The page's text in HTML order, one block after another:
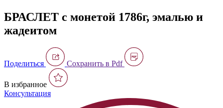
БРАСЛЕТ с монетой 1786г, эмалью и
жадеитом
Поделиться Сохранить в Pdf
В избранное
Консультация